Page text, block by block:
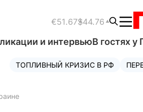
€51.67$44.76
и интервьюВ гостях у
ТОПЛИВНЫЙ КРИЗИС В РФ